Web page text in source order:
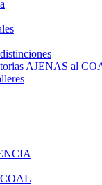
AJENAS al